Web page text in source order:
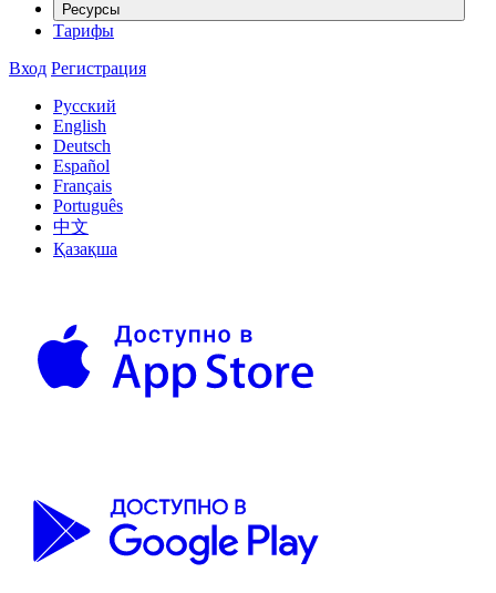
Ресурсы
Тарифы
Вход Регистрация
Русский
English
Deutsch
Español
Français
Português
中文
Қазақша